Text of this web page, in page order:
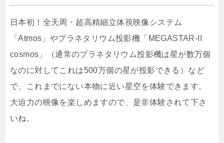
日本初！全天周・超高精細立体視映像システム
「Atmos」やプラネタリウム投影機「MEGASTAR-II
cosmos」（通常のプラネタリウム投影機は星が数万個
なのに対してこれは500万個の星が投影できる）など
で、これまでにない本物に近い星空を体験できます。
大迫力の映像を楽しめますので、是非体験されて下さ
いね。